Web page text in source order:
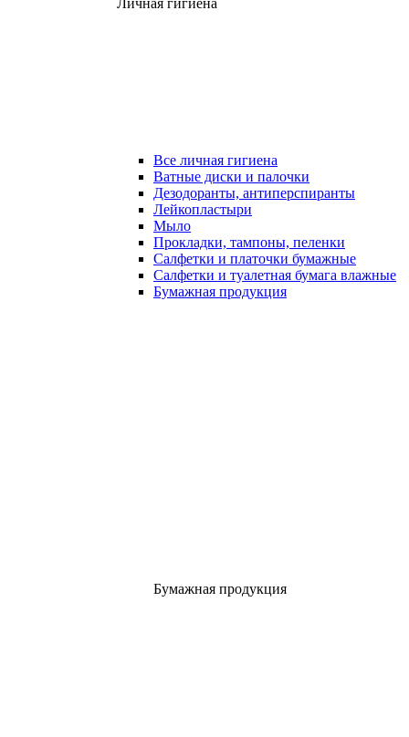
Личная гигиена
Все личная гигиена
Ватные диски и палочки
Дезодоранты, антиперспиранты
Лейкопластыри
Мыло
Прокладки, тампоны, пеленки
Салфетки и платочки бумажные
Салфетки и туалетная бумага влажные
Бумажная продукция
Бумажная продукция